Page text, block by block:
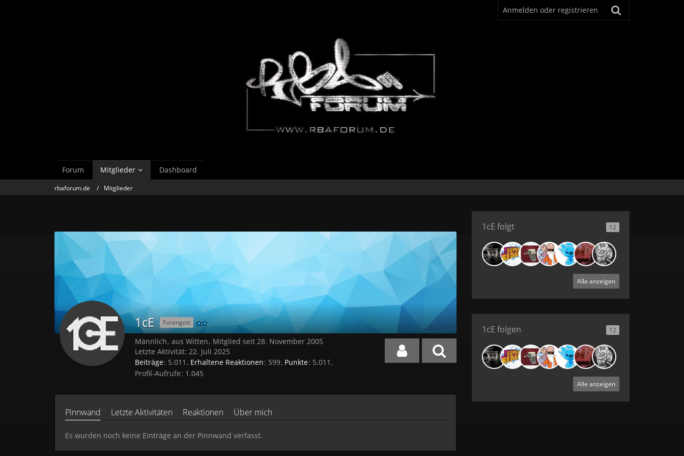
Anmelden oder registrieren
Forum Mitglieder Dashboard
rbaforum.de Mitglieder
1cE Forengott
Männlich aus Witten Mitglied seit 28. November 2005
Letzte Aktivität:22. Juli 2025
Beiträge 5.011 Erhaltene Reaktionen 599 Punkte 5.011
Profil-Aufrufe 1.045
Pinnwand Letzte Aktivitäten Reaktionen Über mich
Es wurden noch keine Einträge an der Pinnwand verfasst.
1cE folgt 12
Alle anzeigen
1cE folgen 12
Alle anzeigen